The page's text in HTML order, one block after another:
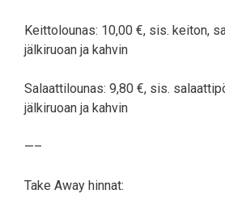
Keittolounas: 10,00 €, sis. keiton,
jälkiruoan ja kahvin
Salaattilounas: 9,80 €, sis.
jälkiruoan ja kahvin
—–
Take Away hinnat: